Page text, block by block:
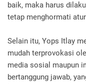
baik, maka harus
tetap menghormati
Selain itu, Yops Itlay
mudah terprovokasi
media sosial maupun
bertanggung jawab,